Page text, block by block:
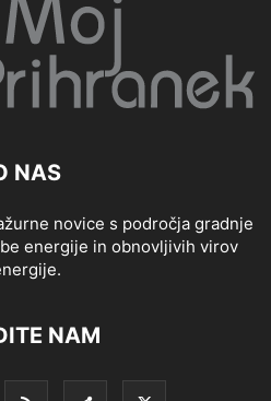
NAS
novice s področja gradnje
energije in obnovljivih virov
NAM